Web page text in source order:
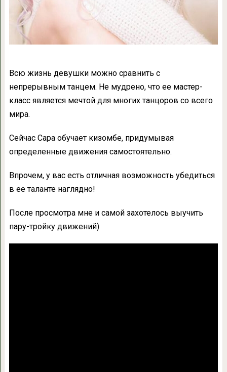
Всю жизнь девушки можно сравнить с
непрерывным танцем. Не мудрено, что ее мастер-
класс является мечтой для многих танцоров со всего
мира.
Сейчас Сара обучает кизомбе, придумывая
определенные движения самостоятельно.
Впрочем, у вас есть отличная возможность убедиться
в ее таланте наглядно!
После просмотра мне и самой захотелось выучить
пару-тройку движений)